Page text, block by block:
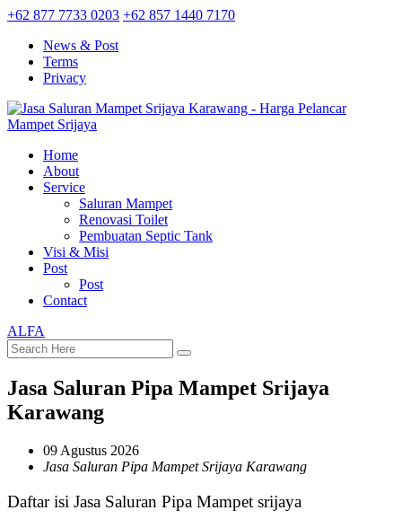
+62 877 7733 0203 +62 857 1440 7170
News & Post
Terms
Privacy
Home
About
Service
Saluran Mampet
Renovasi Toilet
Pembuatan Septic Tank
Visi & Misi
Post
Post
Contact
ALFA
Jasa Saluran Pipa Mampet Srijaya
Karawang
09 Agustus 2026
Jasa Saluran Pipa Mampet Srijaya Karawang
Daftar isi Jasa Saluran Pipa Mampet srijaya